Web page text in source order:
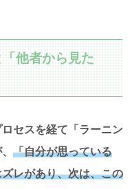
他者から見た
セスを経て「ラーニン
「自分が思っている
レがあり、次は、この